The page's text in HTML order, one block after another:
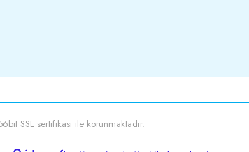
SSL sertifikası ile korunmaktadır.